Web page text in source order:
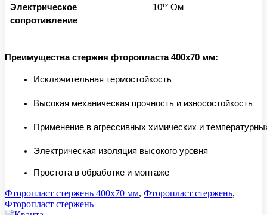
Электрическое
сопротивление
10¹² Ом
Преимущества стержня фторопласта 400x70 мм:
Исключительная термостойкость
Высокая механическая прочность и износостойкость
Применение в агрессивных химических и
Электрическая изоляция высокого уровня
Простота в обработке и монтаже
Фторопласт стержень 400x70 мм, Фторопласт стержень,
Фторопласт стержень